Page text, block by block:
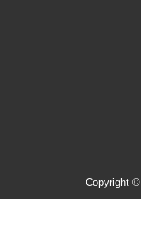
Copyright ©